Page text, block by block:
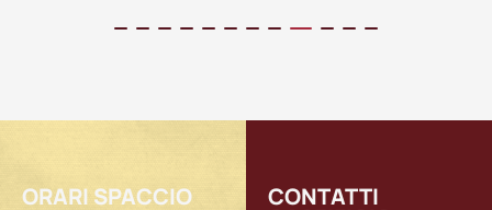
ORARI SPACCIO CONTATTI